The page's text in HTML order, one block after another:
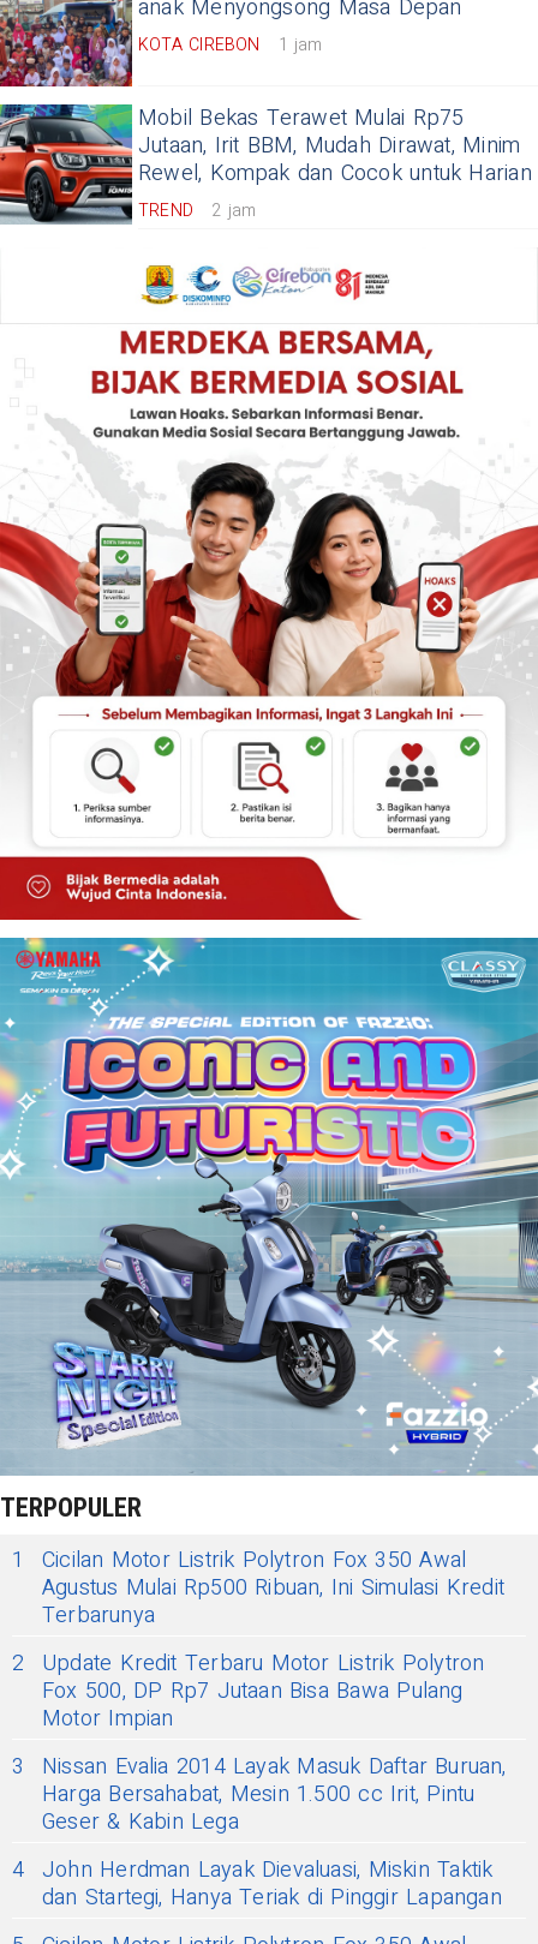
anak Menyongsong Masa Depan
KOTA CIREBON 1 jam
Mobil Bekas Terawet Mulai Rp75
Jutaan, Irit BBM, Mudah Dirawat, Minim
Rewel, Kompak dan Cocok untuk Harian
TREND 2 jam
TERPOPULER
1
Cicilan Motor Listrik Polytron Fox 350 Awal
Agustus Mulai Rp500 Ribuan, Ini Simulasi Kredit
Terbarunya
2
Update Kredit Terbaru Motor Listrik Polytron
Fox 500, DP Rp7 Jutaan Bisa Bawa Pulang
Motor Impian
3
Nissan Evalia 2014 Layak Masuk Daftar Buruan,
Harga Bersahabat, Mesin 1.500 cc Irit, Pintu
Geser & Kabin Lega
4 John Herdman Layak Dievaluasi, Miskin Taktik
dan Startegi, Hanya Teriak di Pinggir Lapangan